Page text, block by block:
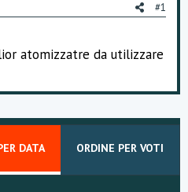
#1
atomizzatre da utilizzare
DATA ORDINE PER VOTI